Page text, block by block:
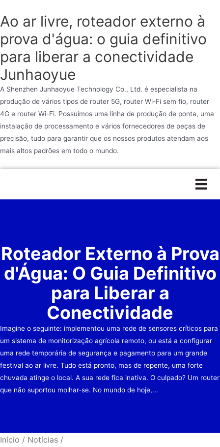
Ao ar livre, roteador externo à
prova d'água: o guia definitivo
para liberar a conectividade
Junhaoyue
A Shenzhen Junhaoyue Technology Co., Ltd. é especialista na
produção de vários tipos de router 5G, router Wi-Fi sem fio, router
4G e router Wi-Fi. Possuímos uma linha de produção de ponta, uma
instalação de processamento e vários fornecedores de peças de
precisão, tudo para garantir que os nossos produtos atendam aos
mais altos padrões em todo o mundo.
o
Roteador Externo à Prova
d'Água: O Guia Definitivo
para Liberar a
Conectividade
Imagine o seguinte: implementou uma rede de sensores críticos para
um sistema de monitorização agrícola remoto, ou está a configurar
uma rede temporária de segurança e pagamento para um grande
festival ao ar livre. Tudo está pronto, mas de repente, uma forte
chuvada atinge o local. A sua rede fica inativa. O culpado? Um router
que não suportou molhar-se. No mundo de hoje,...
Início / Notícias /